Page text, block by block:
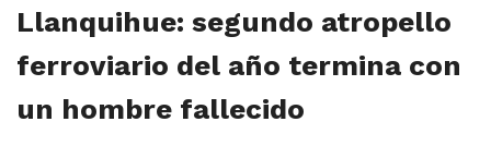
Llanquihue: segundo atropello
ferroviario del año termina con
un hombre fallecido